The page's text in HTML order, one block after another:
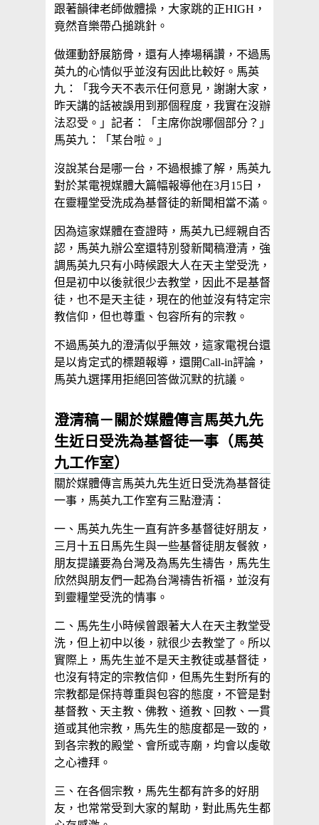
跟著韻律老師做體操，大家跳的正HIGH，
竟然音樂帶凸搥跳針。
做運動舒展筋骨，還有人捧場稱讚，不過馬
英九的心情似乎並沒有因此比較好。馬英
九：「我今天不表示任何意見，謝謝大家，
昨天講的話被誤用到那個程度，我實在沒辦
法忍受。」記者：「主席你說哪個部分？」
馬英九：「某台啦。」
沒說某台是哪一台，不過根據了解，馬英九
對於某電視媒體大篇幅報導他在3月15日，
在靈糧堂受洗成為基督徒的新聞相當不滿。
因為這家媒體在查證時，馬英九已經親自否
認，馬英九辦公室還特別發新聞稿澄清，強
調馬英九只有小時候跟大人在天主堂受洗，
但是初中以後就很少去教堂，因此不是基督
徒，也不是天主徒，現在的他並沒有特定宗
教信仰，但也尊重、包容所有的宗教。
不過馬英九的澄清似乎無效，這家電視台還
是以肯定式的標題報導，還開Call-in評論，
馬英九選擇用拒絕回答做沉默的抗議。
澄清稿－關於媒體傳言馬英九先
生近日受洗為基督徒一事（馬英
九工作室）
關於媒體傳言馬英九先生近日受洗為基督徒
一事，馬英九工作室有三點澄清：
一、馬英九先生一直有許多基督徒好朋友，
三月十五日馬先生與一些基督徒朋友餐敘，
朋友提議要為台灣及為馬先生禱告，馬先生
欣然與朋友們一起為台灣禱告祈福，並沒有
到靈糧堂受洗的情事。
二、馬先生小時候曾跟著大人在天主教堂受
洗，但上初中以後，就很少去教堂了。所以
實際上，馬先生並不是天主教徒或基督徒，
也沒有特定的宗教信仰，但馬先生對所有的
宗教都是保持尊重與包容的態度，不管是對
基督教、天主教、佛教、道教、回教、一貫
道或其他宗教，馬先生的態度都是一致的，
到各宗教的殿堂、會所或寺廟，均會以虔敬
之心禮拜。
三、在各個宗教，馬先生都有許多的好朋
友，也常常受到大家的幫助，對此馬先生都